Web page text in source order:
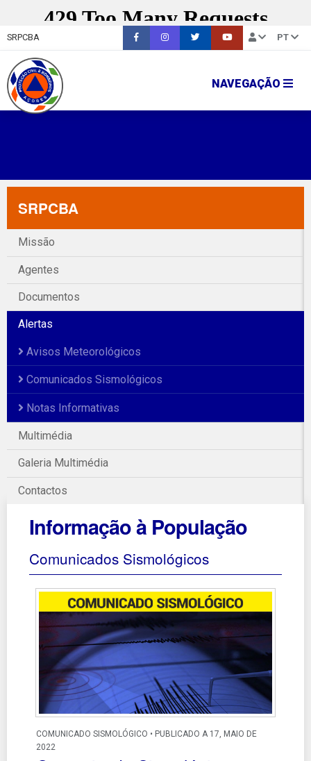
SRPCBA PT
NAVEGAÇÃO
SRPCBA
Missão
Agentes
Documentos
Alertas
Avisos Meteorológicos
Comunicados Sismológicos
Notas Informativas
Multimédia
Galeria Multimédia
Contactos
Informação à População
Comunicados Sismológicos
COMUNICADO SISMOLÓGICO • PUBLICADO A 17, MAIO DE
2022